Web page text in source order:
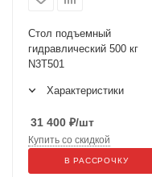
Стол подъемный
гидравлический 500 кг
N3T501
Характеристики
31 400 ₽/шт
Купить со скидкой
В РАССРОЧКУ